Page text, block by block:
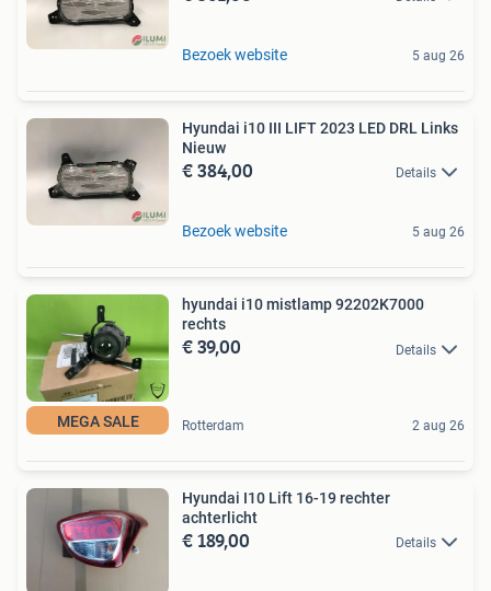
Bezoek website 5 aug 26
Hyundai i10 III LIFT 2023 LED DRL Links
Nieuw
€ 384,00 Details
Bezoek website 5 aug 26
MEGA SALE
hyundai i10 mistlamp 92202K7000
rechts
€ 39,00 Details
Rotterdam 2 aug 26
Hyundai I10 Lift 16-19 rechter
achterlicht
€ 189,00 Details